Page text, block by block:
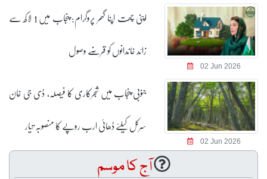
02 Jun 2026
اپنی چھت اپنا گھر پروگرام: پنجاب میں 1 لاکھ سے
زائد خاندانوں کو قرضے وصول
02 Jun 2026
جنوبی پنجاب میں شجرکاری کا فیصلہ، ڈی جی خان
سرکل کیلئے ڈھائی ارب روپے کا منصوبہ تیار
آج کا موسم